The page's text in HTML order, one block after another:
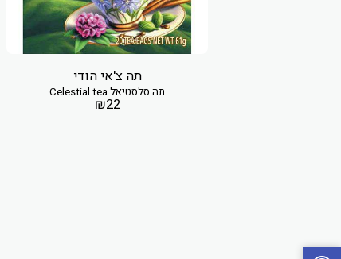
תה צ'אי הודי
תה סלסטיאל Celestial tea
₪22